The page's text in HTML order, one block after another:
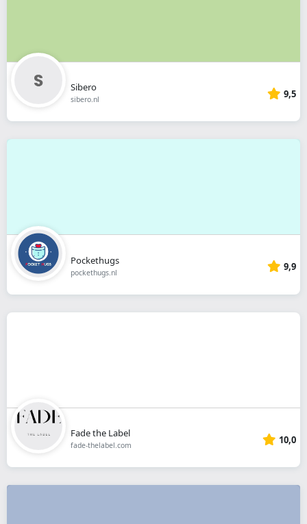
Sibero
sibero.nl 9,5
Pockethugs
pockethugs.nl 9,9
Fade the Label
fade-thelabel.com 10,0